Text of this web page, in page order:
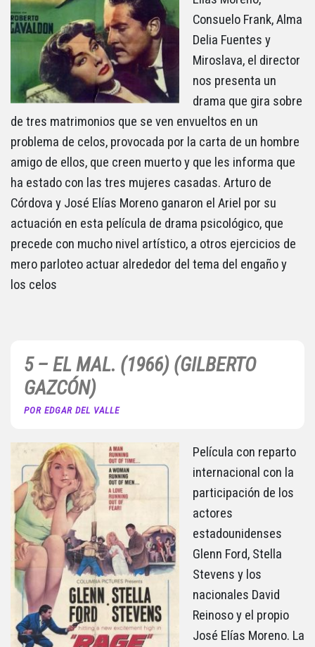
Consuelo Frank, Alma
Delia Fuentes y
Miroslava, el director
nos presenta un
drama que gira sobre
de tres matrimonios que se ven envueltos en un
problema de celos, provocada por la carta de un hombre
amigo de ellos, que creen muerto y que les informa que
ha estado con las tres mujeres casadas. Arturo de
Córdova y José Elías Moreno ganaron el Ariel por su
actuación en esta película de drama psicológico, que
precede con mucho nivel artístico, a otros ejercicios de
mero parloteo actuar alrededor del tema del engaño y
los celos
5 – EL MAL. (1966) (GILBERTO
GAZCÓN)
POR EDGAR DEL VALLE
Película con reparto
internacional con la
participación de los
actores
estadounidenses
Glenn Ford, Stella
Stevens y los
nacionales David
Reinoso y el propio
José Elías Moreno. La